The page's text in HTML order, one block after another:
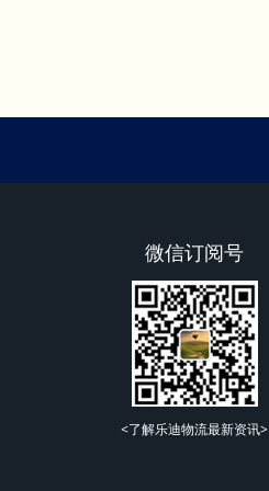
微信订阅号
<了解乐迪物流最新资讯>